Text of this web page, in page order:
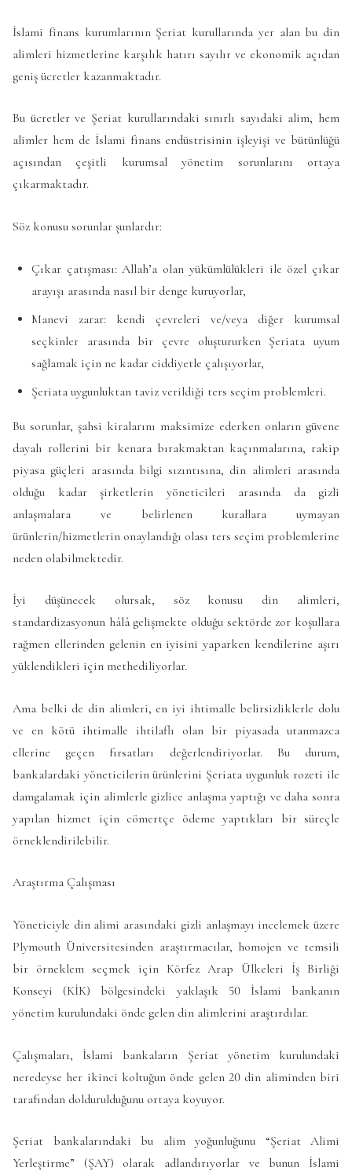
İslami finans kurumlarının Şeriat kurullarında yer alan bu din
alimleri hizmetlerine karşılık hatırı sayılır ve ekonomik açıdan
geniş ücretler kazanmaktadır.
Bu ücretler ve Şeriat kurullarındaki sınırlı sayıdaki alim, hem
alimler hem de İslami finans endüstrisinin işleyişi ve bütünlüğü
açısından çeşitli kurumsal yönetim sorunlarını ortaya
çıkarmaktadır.
Söz konusu sorunlar şunlardır:
Çıkar çatışması: Allah’a olan yükümlülükleri ile özel çıkar
arayışı arasında nasıl bir denge kuruyorlar,
Manevi zarar: kendi çevreleri ve/veya diğer kurumsal
seçkinler arasında bir çevre oluştururken Şeriata uyum
sağlamak için ne kadar ciddiyetle çalışıyorlar,
Şeriata uygunluktan taviz verildiği ters seçim problemleri.
Bu sorunlar, şahsi kiralarını maksimize ederken onların güvene
dayalı rollerini bir kenara bırakmaktan kaçınmalarına, rakip
piyasa güçleri arasında bilgi sızıntısına, din alimleri arasında
olduğu kadar şirketlerin yöneticileri arasında da gizli
anlaşmalara ve belirlenen kurallara uymayan
ürünlerin/hizmetlerin onaylandığı olası ters seçim problemlerine
neden olabilmektedir.
İyi düşünecek olursak, söz konusu din alimleri,
standardizasyonun hâlâ gelişmekte olduğu sektörde zor koşullara
rağmen ellerinden gelenin en iyisini yaparken kendilerine aşırı
yüklendikleri için methediliyorlar.
Ama belki de din alimleri, en iyi ihtimalle belirsizliklerle dolu
ve en kötü ihtimalle ihtilaflı olan bir piyasada utanmazca
ellerine geçen fırsatları değerlendiriyorlar. Bu durum,
bankalardaki yöneticilerin ürünlerini Şeriata uygunluk rozeti ile
damgalamak için alimlerle gizlice anlaşma yaptığı ve daha sonra
yapılan hizmet için cömertçe ödeme yaptıkları bir süreçle
örneklendirilebilir.
Araştırma Çalışması
Yöneticiyle din alimi arasındaki gizli anlaşmayı incelemek üzere
Plymouth Üniversitesinden araştırmacılar, homojen ve temsili
bir örneklem seçmek için Körfez Arap Ülkeleri İş Birliği
Konseyi (KİK) bölgesindeki yaklaşık 50 İslami bankanın
yönetim kurulundaki önde gelen din alimlerini araştırdılar.
Çalışmaları, İslami bankaların Şeriat yönetim kurulundaki
neredeyse her ikinci koltuğun önde gelen 20 din aliminden biri
tarafından doldurulduğunu ortaya koyuyor.
Şeriat bankalarındaki bu alim yoğunluğunu “Şeriat Alimi
Yerleştirme” (ŞAY) olarak adlandırıyorlar ve bunun İslami